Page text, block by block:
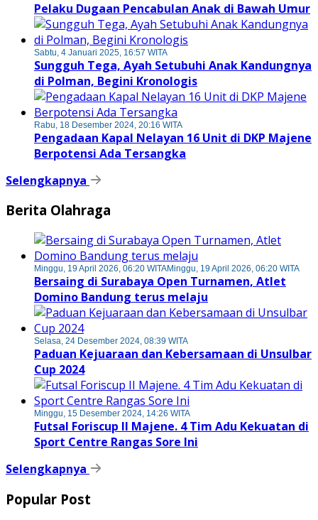
Pelaku Dugaan Pencabulan Anak di Bawah Umur
Sabtu, 4 Januari 2025, 16:57 WITA
Sungguh Tega, Ayah Setubuhi Anak Kandungnya
di Polman, Begini Kronologis
Rabu, 18 Desember 2024, 20:16 WITA
Pengadaan Kapal Nelayan 16 Unit di DKP Majene
Berpotensi Ada Tersangka
Selengkapnya
Berita Olahraga
Minggu, 19 April 2026, 06:20 WITAMinggu, 19 April 2026, 06:20 WITA
Bersaing di Surabaya Open Turnamen, Atlet
Domino Bandung terus melaju
Selasa, 24 Desember 2024, 08:39 WITA
Paduan Kejuaraan dan Kebersamaan di Unsulbar
Cup 2024
Minggu, 15 Desember 2024, 14:26 WITA
Futsal Foriscup II Majene. 4 Tim Adu Kekuatan di
Sport Centre Rangas Sore Ini
Selengkapnya
Popular Post